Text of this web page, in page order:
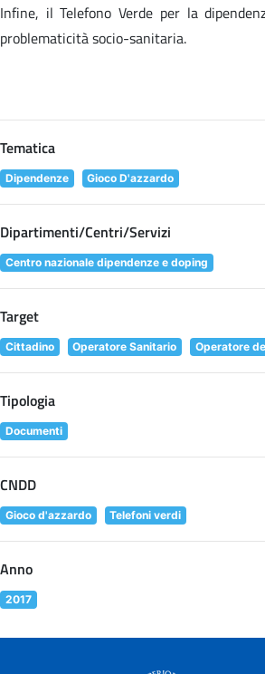
Infine, il Telefono Verde per la
problematicità socio-sanitaria.
Tematica
Dipendenze Gioco D'azzardo
Dipartimenti/Centri/Servizi
Centro nazionale dipendenze e doping
Target
Cittadino Operatore Sanitario Operatore
Tipologia
Documenti
CNDD
Gioco d'azzardo Telefoni verdi
Anno
2017